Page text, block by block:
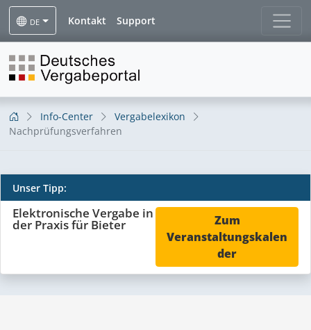
DE Kontakt Support
Info-Center
Vergabelexikon
Nachprüfungsverfahren
Nachprüfungsverfahren
Unser Tipp:
Elektronische Vergabe in
der Praxis für Bieter
Zum
Veranstaltungskalen
der